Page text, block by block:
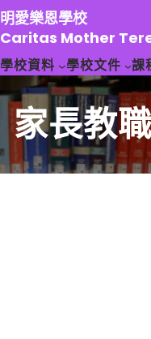
跳
至
主
要
容
明愛樂恩學校
Caritas Mother
學校資料 學校文件 課
家長教